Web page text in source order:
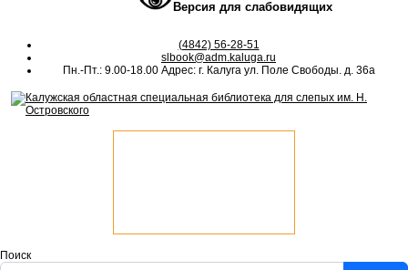
Версия для слабовидящих
(4842) 56-28-51
slbook@adm.kaluga.ru
Пн.-Пт.: 9.00-18.00 Адрес: г. Калуга ул. Поле Свободы. д. 36а
Поиск